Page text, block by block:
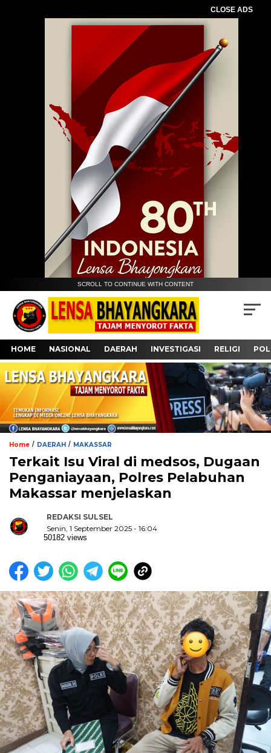
CLOSE ADS
SCROLL TO CONTINUE WITH CONTENT
HOME NASIONAL DAERAH INVESTIGASI RELIGI
Home / DAERAH / MAKASSAR
Terkait Isu Viral di medsos, Dugaan
Penganiayaan, Polres Pelabuhan
Makassar menjelaskan
REDAKSI SULSEL
Senin, 1 September 2025 - 16:04
50182 views